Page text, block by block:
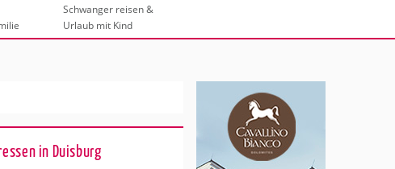
Schwanger reisen &
Urlaub mit Kind
in Duisburg